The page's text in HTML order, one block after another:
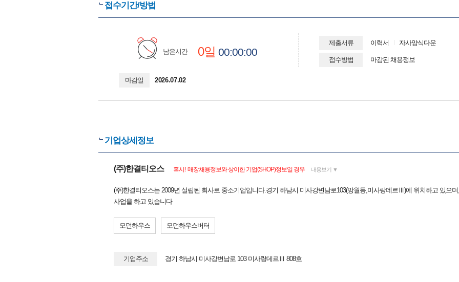
접수기간/방법
남은시간 0일 00:00:00
마감일 2026.07.02
제출서류 이력서 자사양식다운
접수방법 마감된 채용정보
기업상세정보
(주)한결티오스 혹시! 매장채용정보와 상이한 기업(SHOP)정보일 경우 내용보기 ▼
(주)한결티오스는 2009년 설립된 회사로 중소기업입니다.경기 하남시 미사강변남로103(망월동,미사랑데르Ⅲ)에 위치하고 있으
사업을 하고 있습니다
모던하우스 모던하우스버터
기업주소 경기 하남시 미사강변남로 103 미사랑데르Ⅲ 808호